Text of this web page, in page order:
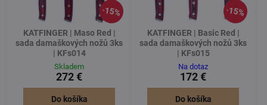
15%
KATFINGER | Maso Red |
sada damaškových nožů 3ks
| KFs014
Skladem
272 €
Do košíka
15%
KATFINGER | Basic Red |
sada damaškových nožů 3ks
| KFs015
Na dotaz
172 €
Do košíka